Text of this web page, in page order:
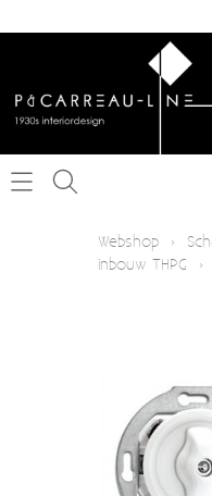
Textielkabel
Webshop ›
inbouw THPG
›